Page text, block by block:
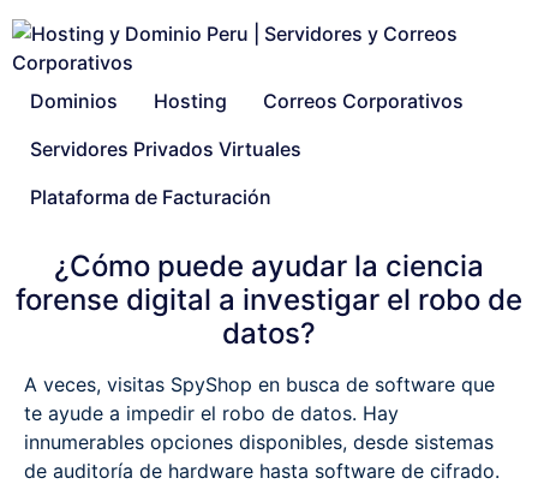
Dominios Hosting
Correos Corporativos
Servidores Privados Virtuales
Plataforma de Facturación
¿Cómo puede ayudar la ciencia
forense digital a investigar el robo de
datos?
A veces, visitas SpyShop en busca de software que
te ayude a impedir el robo de datos. Hay
innumerables opciones disponibles, desde sistemas
de auditoría de hardware hasta software de cifrado.